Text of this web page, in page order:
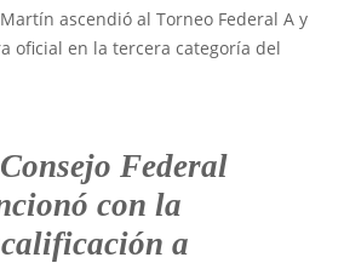
ascendió al Torneo Federal A y
oficial en la tercera categoría del
Federal
con la
a